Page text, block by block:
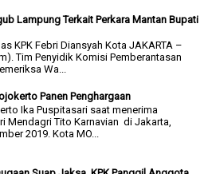
Lampung Terkait Perkara Mantan Bupati
KPK Febri Diansyah Kota JAKARTA –
Tim Penyidik Komisi Pemberantasan
Wa...
Panen Penghargaan
Ika Puspitasari saat menerima
Mendagri Tito Karnavian di Jakarta,
2019. Kota MO...